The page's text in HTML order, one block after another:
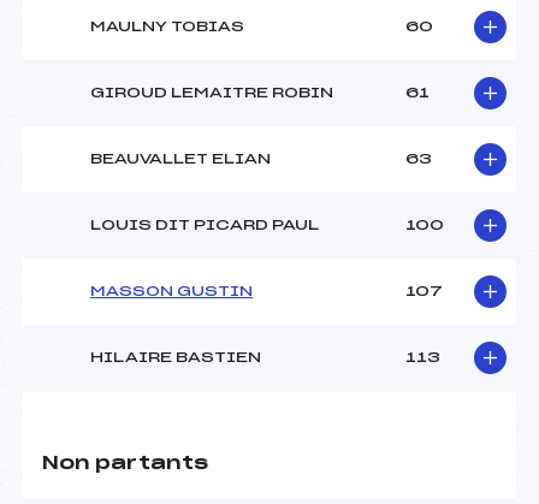
MAULNY TOBIAS 60
GIROUD LEMAITRE ROBIN 61
BEAUVALLET ELIAN 63
LOUIS DIT PICARD PAUL 100
MASSON GUSTIN 107
HILAIRE BASTIEN 113
Non partants